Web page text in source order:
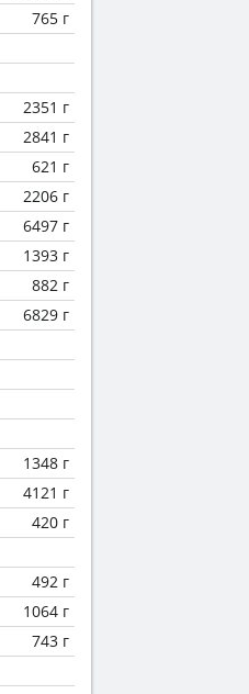
765 г
2351 г
2841 г
621 г
2206 г
6497 г
1393 г
882 г
6829 г
1348 г
4121 г
420 г
492 г
1064 г
743 г